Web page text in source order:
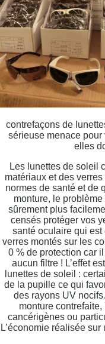
contrefaçons de
sérieuse menace
elles
Les lunettes de soleil
matériaux et des
normes de santé et de
monture, le
sûrement plus
censés protéger vos
santé oculaire qui
verres montés sur les
0 % de protection car
aucun filtre ! L’effet
lunettes de soleil :
de la pupille ce qui
des rayons UV
monture
cancérigènes ou
L’économie réalisée